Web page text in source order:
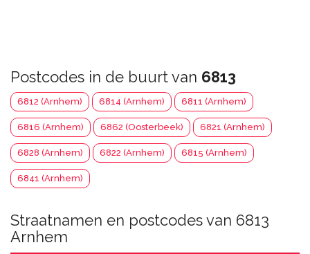
Postcodes in de buurt van 6813
6812 (Arnhem) 6814 (Arnhem) 6811 (Arnhem)
6816 (Arnhem) 6862 (Oosterbeek) 6821 (Arnhem)
6828 (Arnhem) 6822 (Arnhem) 6815 (Arnhem)
6841 (Arnhem)
Straatnamen en postcodes van 6813
Arnhem